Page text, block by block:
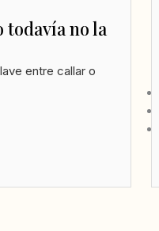
no la
entre callar o